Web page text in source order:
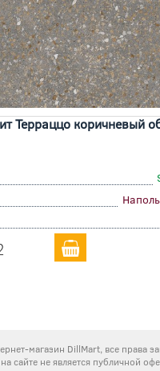
Терраццо коричневый
магазин DillMart, все права
сайте не является публичной